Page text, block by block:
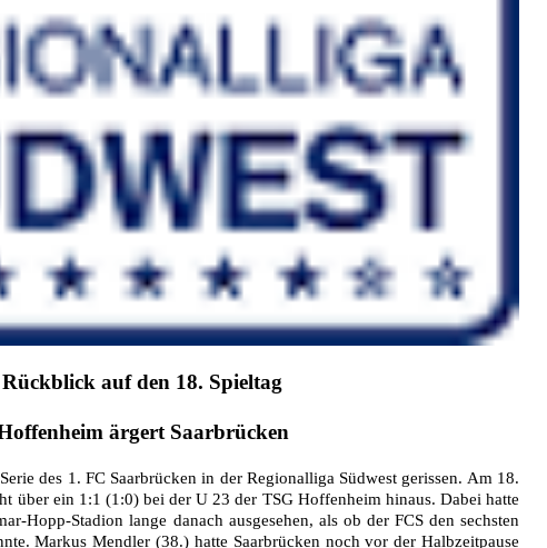
Rückblick auf den 18. Spieltag
ärgert Saarbrücken
des 1. FC Saarbrücken in der Regionalliga Südwest gerissen. Am 18.
über ein 1:1 (1:0) bei der U 23 der TSG Hoffenheim hinaus. Dabei hatte
Hopp-Stadion lange danach ausgesehen, als ob der FCS den sechsten
Markus Mendler (38.) hatte Saarbrücken noch vor der Halbzeitpause